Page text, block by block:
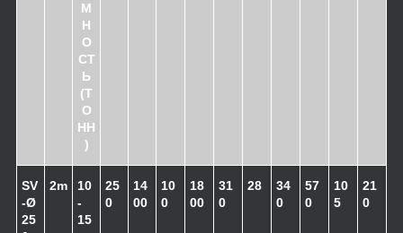
М
Н
О
СТ
Ь
(Т
О
НН
)
SV
-Ø
25
2m
10
-
15
25
0
14
00
10
0
18
00
31
0
28
34
0
57
0
10
5
21
0